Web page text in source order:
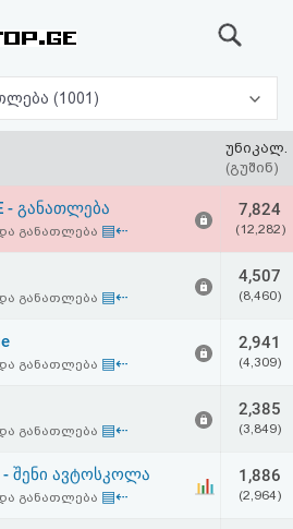
მეცნიერება და განათლება (1001)
უნიკალ.
(გუშინ)
- განათლება
განათლება ▤⇠
7,824
(12,282)
განათლება ▤⇠
4,507
(8,460)
განათლება ▤⇠
2,941
(4,309)
განათლება ▤⇠
2,385
(3,849)
- შენი ავტოსკოლა
განათლება ▤⇠
1,886
(2,964)